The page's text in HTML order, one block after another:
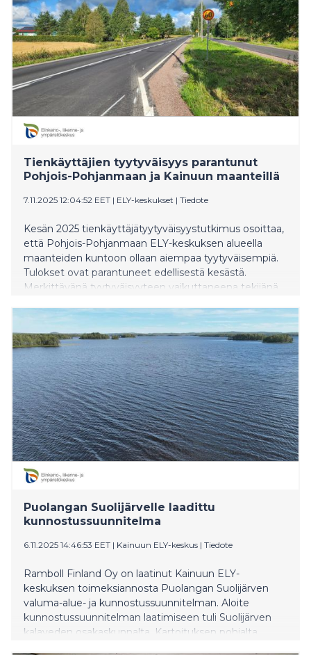
tarvetta energiaosaamiselle, kestävien ratkaisujen
kehittämiselle ja ympäristövastuullisuudelle. Vuoden
2025 raportti on julkaistu osoitteessa
tyovoimabarometri.fi. Tänä vuonna tarkasteltavia
toimialoja olivat teknologiateollisuus ja –palvelut, sote-
ala sekä liiketoiminta ja hallinto.
Tienkäyttäjien tyytyväisyys parantunut
Pohjois-Pohjanmaan ja Kainuun maanteillä
7.11.2025 12:04:52 EET | ELY-keskukset | Tiedote
Kesän 2025 tienkäyttäjätyytyväisyystutkimus osoittaa,
että Pohjois-Pohjanmaan ELY-keskuksen alueella
maanteiden kuntoon ollaan aiempaa tyytyväisempiä.
Tulokset ovat parantuneet edellisestä kesästä.
Merkittävänä tyytyväisyyteen vaikuttaneena tekijänä
myöntämän korjausvelkarahoituksen, joka on
mahdollistanut runsaammat päällystykset jo toista
vuotta peräkkäin.
Puolangan Suolijärvelle laadittu
kunnostussuunnitelma
6.11.2025 14:46:53 EET | Kainuun ELY-keskus | Tiedote
Ramboll Finland Oy on laatinut Kainuun ELY-
keskuksen toimeksiannosta Puolangan Suolijärven
valuma-alue- ja kunnostussuunnitelman. Aloite
kunnostussuunnitelman laatimiseen tuli Suolijärven
kalaveden osakaskunnalta. Kartoituksen pohjalta